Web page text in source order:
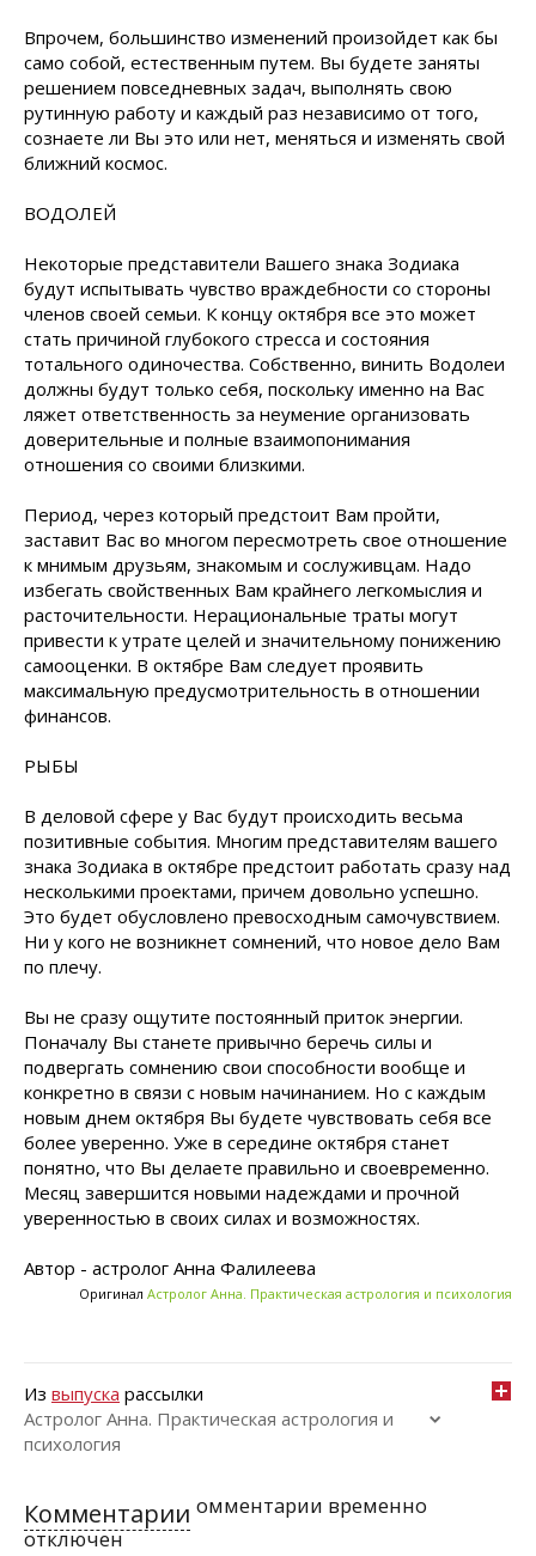
Впрочем, большинство изменений произойдет как бы
само собой, естественным путем. Вы будете заняты
решением повседневных задач, выполнять свою
рутинную работу и каждый раз независимо от того,
сознаете ли Вы это или нет, меняться и изменять свой
ближний космос.
ВОДОЛЕЙ
Некоторые представители Вашего знака Зодиака
будут испытывать чувство враждебности со стороны
членов своей семьи. К концу октября все это может
стать причиной глубокого стресса и состояния
тотального одиночества. Собственно, винить Водолеи
должны будут только себя, поскольку именно на Вас
ляжет ответственность за неумение организовать
доверительные и полные взаимопонимания
отношения со своими близкими.
Период, через который предстоит Вам пройти,
заставит Вас во многом пересмотреть свое отношение
к мнимым друзьям, знакомым и сослуживцам. Надо
избегать свойственных Вам крайнего легкомыслия и
расточительности. Нерациональные траты могут
привести к утрате целей и значительному понижению
самооценки. В октябре Вам следует проявить
максимальную предусмотрительность в отношении
финансов.
РЫБЫ
В деловой сфере у Вас будут происходить весьма
позитивные события. Многим представителям вашего
знака Зодиака в октябре предстоит работать сразу над
несколькими проектами, причем довольно успешно.
Это будет обусловлено превосходным самочувствием.
Ни у кого не возникнет сомнений, что новое дело Вам
по плечу.
Вы не сразу ощутите постоянный приток энергии.
Поначалу Вы станете привычно беречь силы и
подвергать сомнению свои способности вообще и
конкретно в связи с новым начинанием. Но с каждым
новым днем октября Вы будете чувствовать себя все
более уверенно. Уже в середине октября станет
понятно, что Вы делаете правильно и своевременно.
Месяц завершится новыми надеждами и прочной
уверенностью в своих силах и возможностях.
Автор - астролог Анна Фалилеева
Оригинал Астролог Анна. Практическая астрология и психология
Из выпуска рассылки
Астролог Анна. Практическая астрология и
психология
Комментарии омментарии временно
отключен